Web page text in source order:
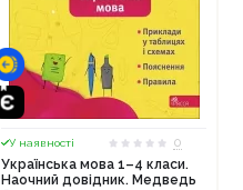
У наявності
0
Українська мова 1–4 класи.
Наочний довідник. Медведь